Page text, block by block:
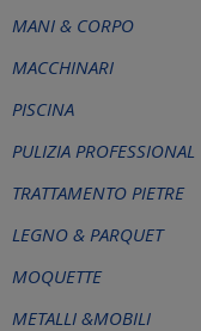
MANI & CORPO
MACCHINARI
PISCINA
PULIZIA PROFESSIONAL
TRATTAMENTO PIETRE
LEGNO & PARQUET
MOQUETTE
METALLI &MOBILI